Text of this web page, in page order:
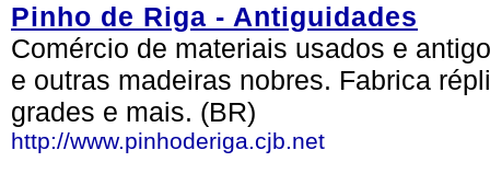
Pinho de Riga - Antiguidades
Comércio de materiais usados e
e outras madeiras nobres. Fabrica
grades e mais. (BR)
http://www.pinhoderiga.cjb.net